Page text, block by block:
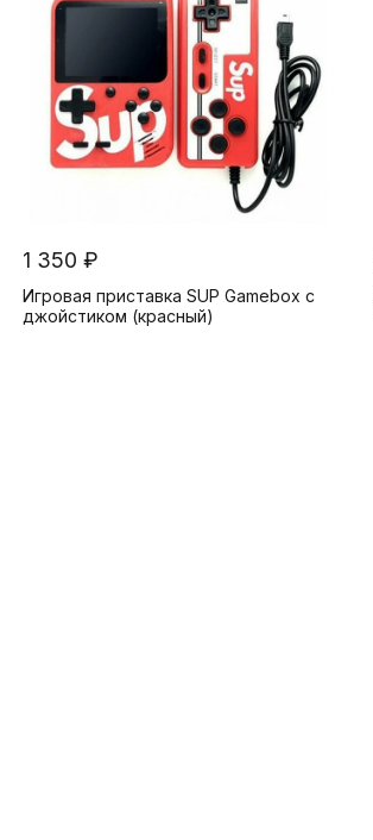
1 350 ₽
Игровая приставка SUP Gamebox с
джойстиком (красный)